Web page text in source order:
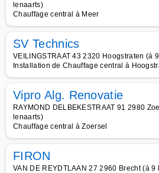
lenaarts)
Chauffage central à Meer
SV Technics
VEILINGSTRAAT 43 2320 Hoogstraten (à
Installation de Chauffage central à
Vipro Alg. Renovatie
RAYMOND DELBEKESTRAAT 91 2980
lenaarts)
Chauffage central à Zoersel
FIRON
VAN DE REYDTLAAN 27 2960 Brecht (à